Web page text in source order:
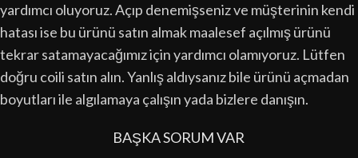
yardımcı oluyoruz. Açıp denemişseniz ve müşterinin kendi
hatası ise bu ürünü satın almak maalesef açılmış ürünü
tekrar satamayacağımız için yardımcı olamıyoruz. Lütfen
doğru coili satın alın. Yanlış aldıysanız bile ürünü açmadan
boyutları ile algılamaya çalışın yada bizlere danışın.
BAŞKA SORUM VAR